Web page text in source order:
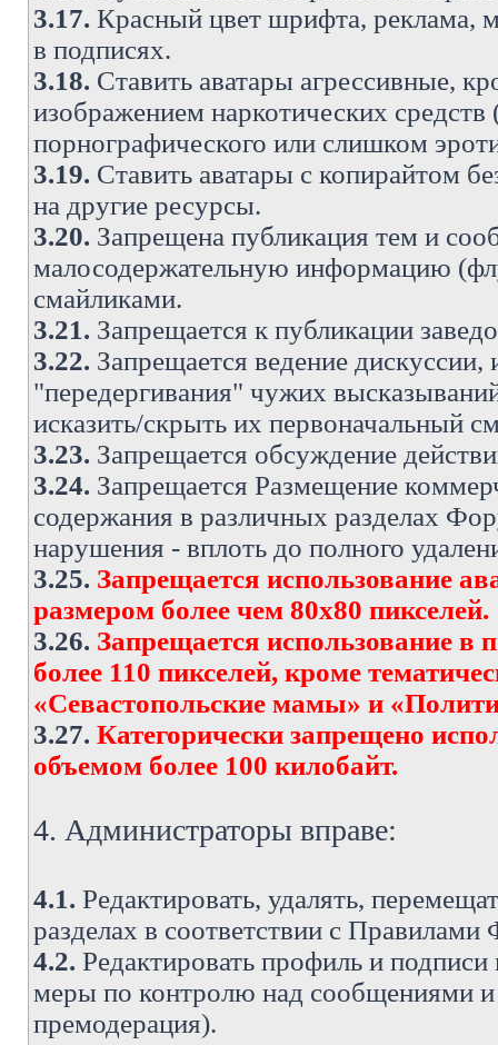
3.17. Красный цвет шрифта, реклама,
в подписях.
3.18. Ставить аватары агрессивные,
изображением наркотических
порнографического или слишком
3.19. Ставить аватары с копирайтом
на другие ресурсы.
3.20. Запрещена публикация тем и
малосодержательную информацию
смайликами.
3.21. Запрещается к публикации
3.22. Запрещается ведение
"передергивания" чужих
исказить/скрыть их первоначальный
3.23. Запрещается обсуждение
3.24. Запрещается Размещение
содержания в различных разделах
нарушения - вплоть до полного
3.25. Запрещается использование
размером более чем 80х80 пикселей.
3.26. Запрещается использование в
более 110 пикселей, кроме
«Севастопольские мамы» и
3.27. Категорически запрещено
объемом более 100 килобайт.
4. Администраторы вправе:
4.1. Редактировать, удалять,
разделах в соответствии с
4.2. Редактировать профиль и
меры по контролю над сообщениями
премодерация).